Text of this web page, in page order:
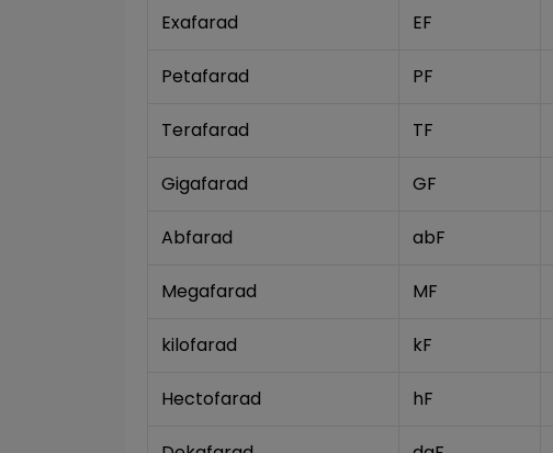
Exafarad EF
Petafarad PF
Terafarad TF
Gigafarad GF
Abfarad abF
Megafarad MF
kilofarad kF
Hectofarad hF